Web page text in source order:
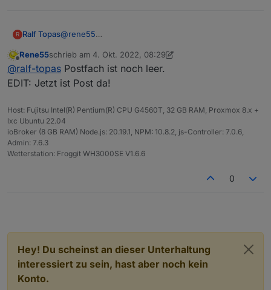
R Ralf Topas@rene55
VG & Danke
Offline
Rene55schrieb am 4. Okt. 2022, 08:29
zuletzt editiert von Rene5510. Apr. 2022, 14:29
@ralf-topas Postfach ist noch leer.
EDIT: Jetzt ist Post da!
Host: Fujitsu Intel(R) Pentium(R) CPU G4560T, 32 GB RAM, Proxmox 8.x +
lxc Ubuntu 22.04
ioBroker (8 GB RAM) Node.js: 20.19.1, NPM: 10.8.2, js-Controller: 7.0.6,
Admin: 7.6.3
Wetterstation: Froggit WH3000SE V1.6.6
0
Hey! Du scheinst an dieser Unterhaltung
interessiert zu sein, hast aber noch kein
Konto.